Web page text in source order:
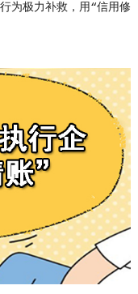
为极力补救，用“信用修